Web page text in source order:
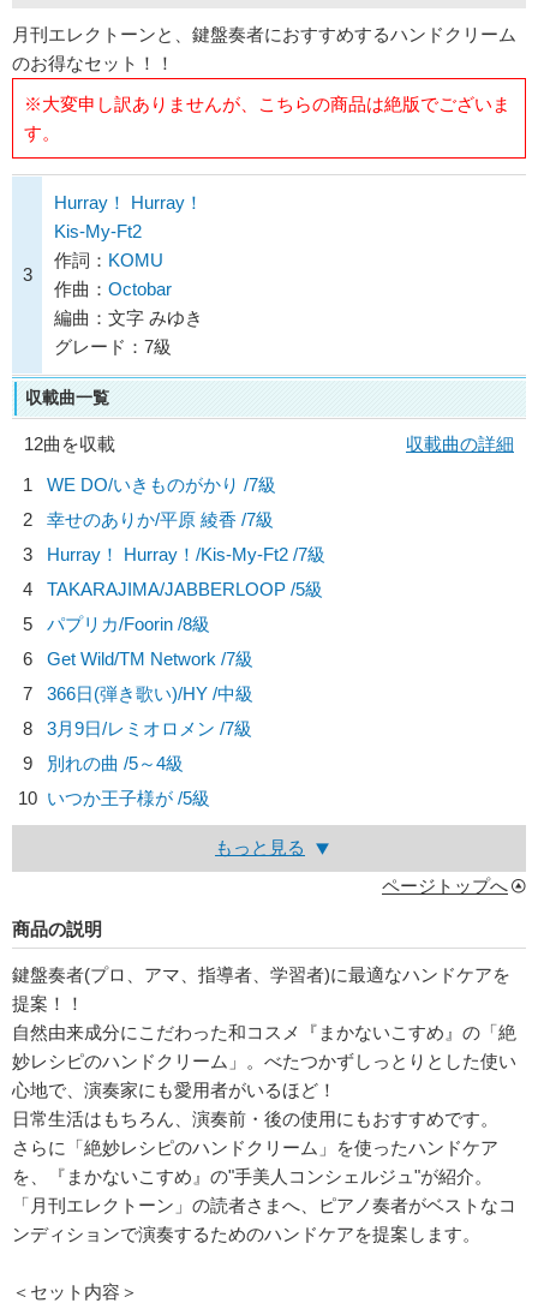
月刊エレクトーンと、鍵盤奏者におすすめするハンドクリーム
のお得なセット！！
※大変申し訳ありませんが、こちらの商品は絶版でございま
す。
3
Hurray！ Hurray！
Kis-My-Ft2
作詞： KOMU
作曲： Octobar
編曲：文字 みゆき
グレード：7級
収載曲一覧
12曲を収載
収載曲の詳細
1
WE DO/いきものがかり /7級
2
幸せのありか/平原 綾香 /7級
3
Hurray！ Hurray！/Kis-My-Ft2 /7級
4
TAKARAJIMA/JABBERLOOP /5級
5
パプリカ/Foorin /8級
6
Get Wild/TM Network /7級
7
366日(弾き歌い)/HY /中級
8
3月9日/レミオロメン /7級
9
別れの曲 /5～4級
10 いつか王子様が /5級
もっと見る
ページトップへ
商品の説明
鍵盤奏者(プロ、アマ、指導者、学習者)に最適なハンドケアを
提案！！
自然由来成分にこだわった和コスメ『まかないこすめ』の「絶
妙レシピのハンドクリーム」。べたつかずしっとりとした使い
心地で、演奏家にも愛用者がいるほど！
日常生活はもちろん、演奏前・後の使用にもおすすめです。
さらに「絶妙レシピのハンドクリーム」を使ったハンドケア
を、『まかないこすめ』の"手美人コンシェルジュ"が紹介。
「月刊エレクトーン」の読者さまへ、ピアノ奏者がベストなコ
ンディションで演奏するためのハンドケアを提案します。
＜セット内容＞